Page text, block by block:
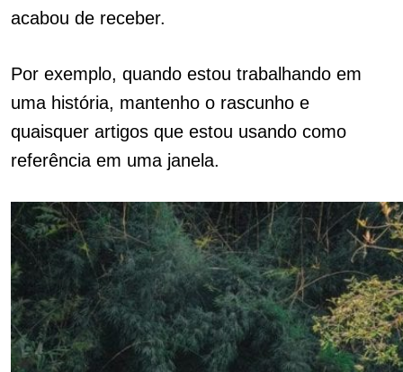
acabou de receber.
Por exemplo, quando estou trabalhando em
uma história, mantenho o rascunho e
quaisquer artigos que estou usando como
referência em uma janela.